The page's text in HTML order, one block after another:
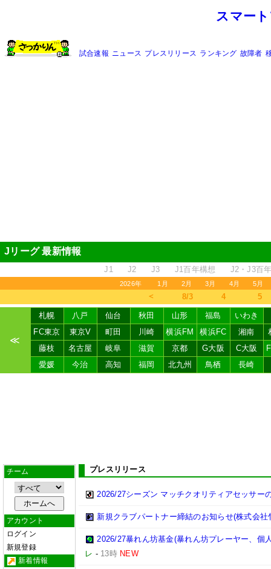
スマー
試合速報 ニュース プレスリリース ランキング 故障者
Jリーグ 最新情報
J1 J2 J3 J1百年構想 J2・J3百
2026年 1月 2月 3月 4月 5月
＜ 8/3 4 5
≪
札幌 八戸 仙台 秋田 山形 福島
いわき
FC東京
東京V 町田 川崎 横浜FM 横浜FC 湘南
藤枝
名古屋 岐阜 滋賀 京都 G大阪 C大阪
愛媛
今治 高知 福岡 北九州 鳥栖 長崎
チーム
アカウント
ログイン
新規登録
新着情報
プレスリリース
2026/27シーズン マッチクオリティアセッサー
新規クラブパートナー締結のお知らせ(株式会社
2026/27暴れん坊基金(暴れん坊プレーヤー、個
レ - 13時 NEW